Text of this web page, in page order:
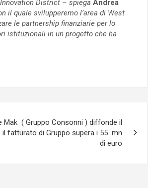
District – spiega Andrea
il quale svilupperemo l’area di West
le partnership finanziarie per lo
istituzionali in un progetto che ha
Mak ( Gruppo Consonni ) diffonde il
il fatturato di Gruppo supera i 55 mn
di euro